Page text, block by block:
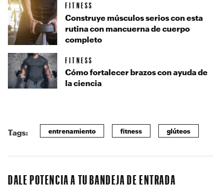
FITNESS
Construye músculos serios con esta
rutina con mancuerna de cuerpo
completo
FITNESS
Cómo fortalecer brazos con ayuda de
la ciencia
Tags: entrenamiento fitness glúteos
DALE POTENCIA A TU BANDEJA DE ENTRADA